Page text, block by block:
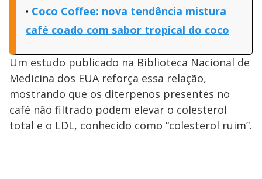
Coco Coffee: nova tendência mistura
café coado com sabor tropical do coco
Um estudo publicado na Biblioteca Nacional de
Medicina dos EUA reforça essa relação,
mostrando que os diterpenos presentes no
café não filtrado podem elevar o colesterol
total e o LDL, conhecido como “colesterol ruim”.